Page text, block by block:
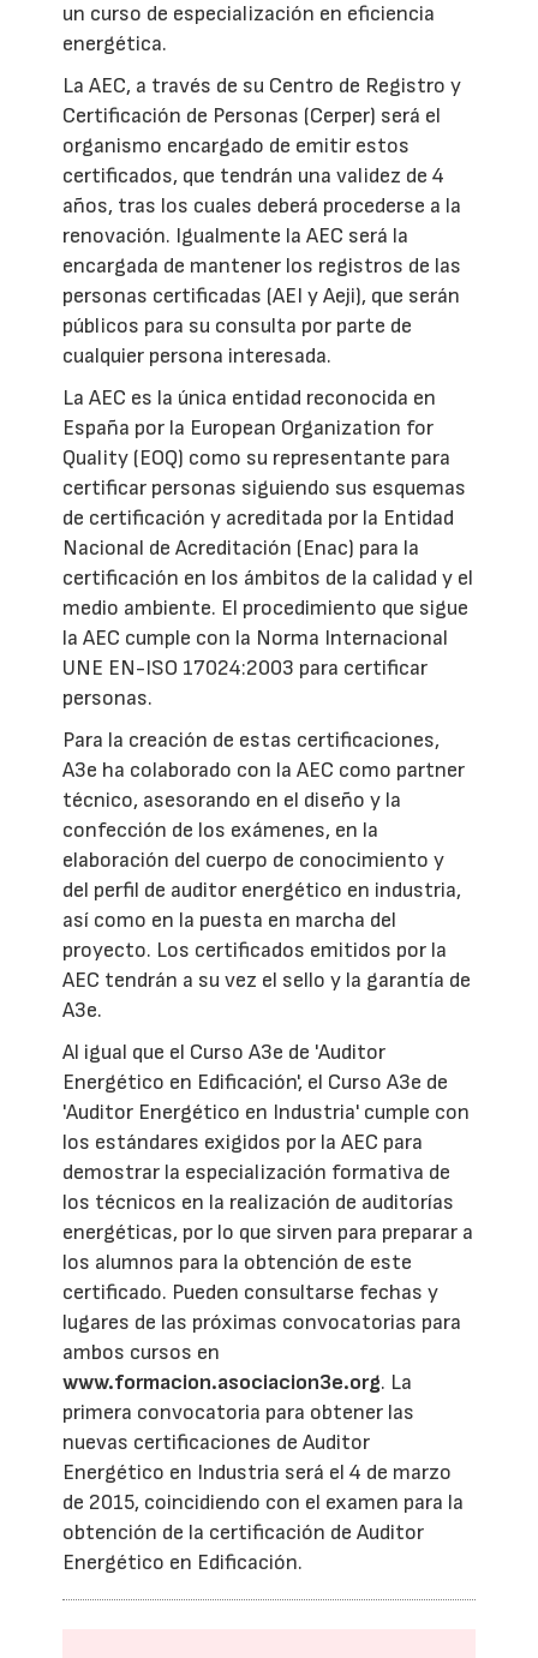
un curso de especialización en eficiencia
energética.
La AEC, a través de su Centro de Registro y
Certificación de Personas (Cerper) será el
organismo encargado de emitir estos
certificados, que tendrán una validez de 4
años, tras los cuales deberá procederse a la
renovación. Igualmente la AEC será la
encargada de mantener los registros de las
personas certificadas (AEI y Aeji), que serán
públicos para su consulta por parte de
cualquier persona interesada.
La AEC es la única entidad reconocida en
España por la European Organization for
Quality (EOQ) como su representante para
certificar personas siguiendo sus esquemas
de certificación y acreditada por la Entidad
Nacional de Acreditación (Enac) para la
certificación en los ámbitos de la calidad y el
medio ambiente. El procedimiento que sigue
la AEC cumple con la Norma Internacional
UNE EN-ISO 17024:2003 para certificar
personas.
Para la creación de estas certificaciones,
A3e ha colaborado con la AEC como partner
técnico, asesorando en el diseño y la
confección de los exámenes, en la
elaboración del cuerpo de conocimiento y
del perfil de auditor energético en industria,
así como en la puesta en marcha del
proyecto. Los certificados emitidos por la
AEC tendrán a su vez el sello y la garantía de
A3e.
Al igual que el Curso A3e de 'Auditor
Energético en Edificación', el Curso A3e de
'Auditor Energético en Industria' cumple con
los estándares exigidos por la AEC para
demostrar la especialización formativa de
los técnicos en la realización de auditorías
energéticas, por lo que sirven para preparar a
los alumnos para la obtención de este
certificado. Pueden consultarse fechas y
lugares de las próximas convocatorias para
ambos cursos en
www.formacion.asociacion3e.org. La
primera convocatoria para obtener las
nuevas certificaciones de Auditor
Energético en Industria será el 4 de marzo
de 2015, coincidiendo con el examen para la
obtención de la certificación de Auditor
Energético en Edificación.